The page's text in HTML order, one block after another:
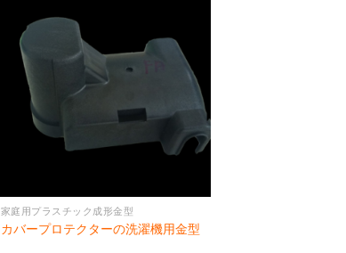
家庭用プラスチック成形金型
カバープロテクターの洗濯機用金型